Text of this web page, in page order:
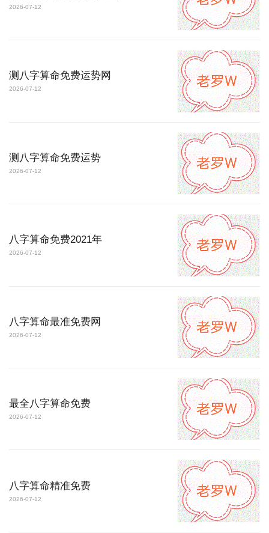
2026-07-12
测八字算命免费运势网
2026-07-12
测八字算命免费运势
2026-07-12
八字算命免费2021年
2026-07-12
八字算命最准免费网
2026-07-12
最全八字算命免费
2026-07-12
八字算命精准免费
2026-07-12